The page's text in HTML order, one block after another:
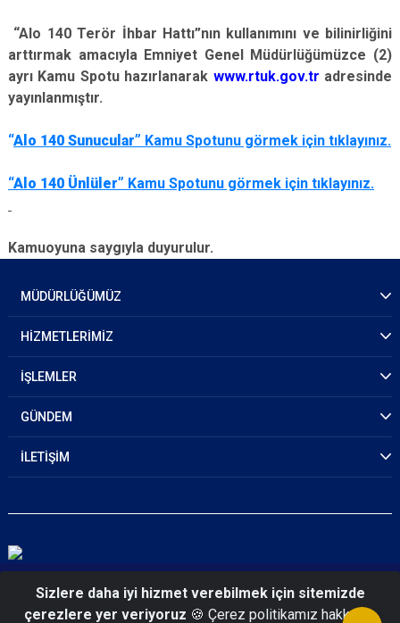
“Alo 140 Terör İhbar Hattı”nın kullanımını ve bilinirliğini
arttırmak amacıyla Emniyet Genel Müdürlüğümüzce (2)
ayrı Kamu Spotu hazırlanarak www.rtuk.gov.tr adresinde
yayınlanmıştır.
“Alo 140 Sunucular” Kamu Spotunu görmek için tıklayınız.
“Alo 140 Ünlüler” Kamu Spotunu görmek için tıklayınız.
Kamuoyuna saygıyla duyurulur.
MÜDÜRLÜĞÜMÜZ
HİZMETLERİMİZ
İŞLEMLER
GÜNDEM
İLETİŞİM
© 2026 Ağrı Emniyet Müdürlüğü
Sizlere daha iyi hizmet verebilmek için sitemizde
çerezlere yer veriyoruz 🍪 Çerez politikamız hakkında